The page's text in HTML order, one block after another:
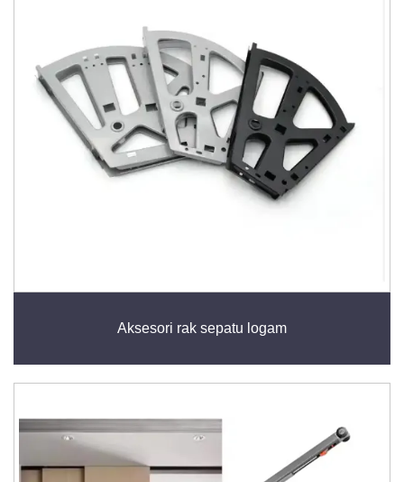
Aksesori rak sepatu logam